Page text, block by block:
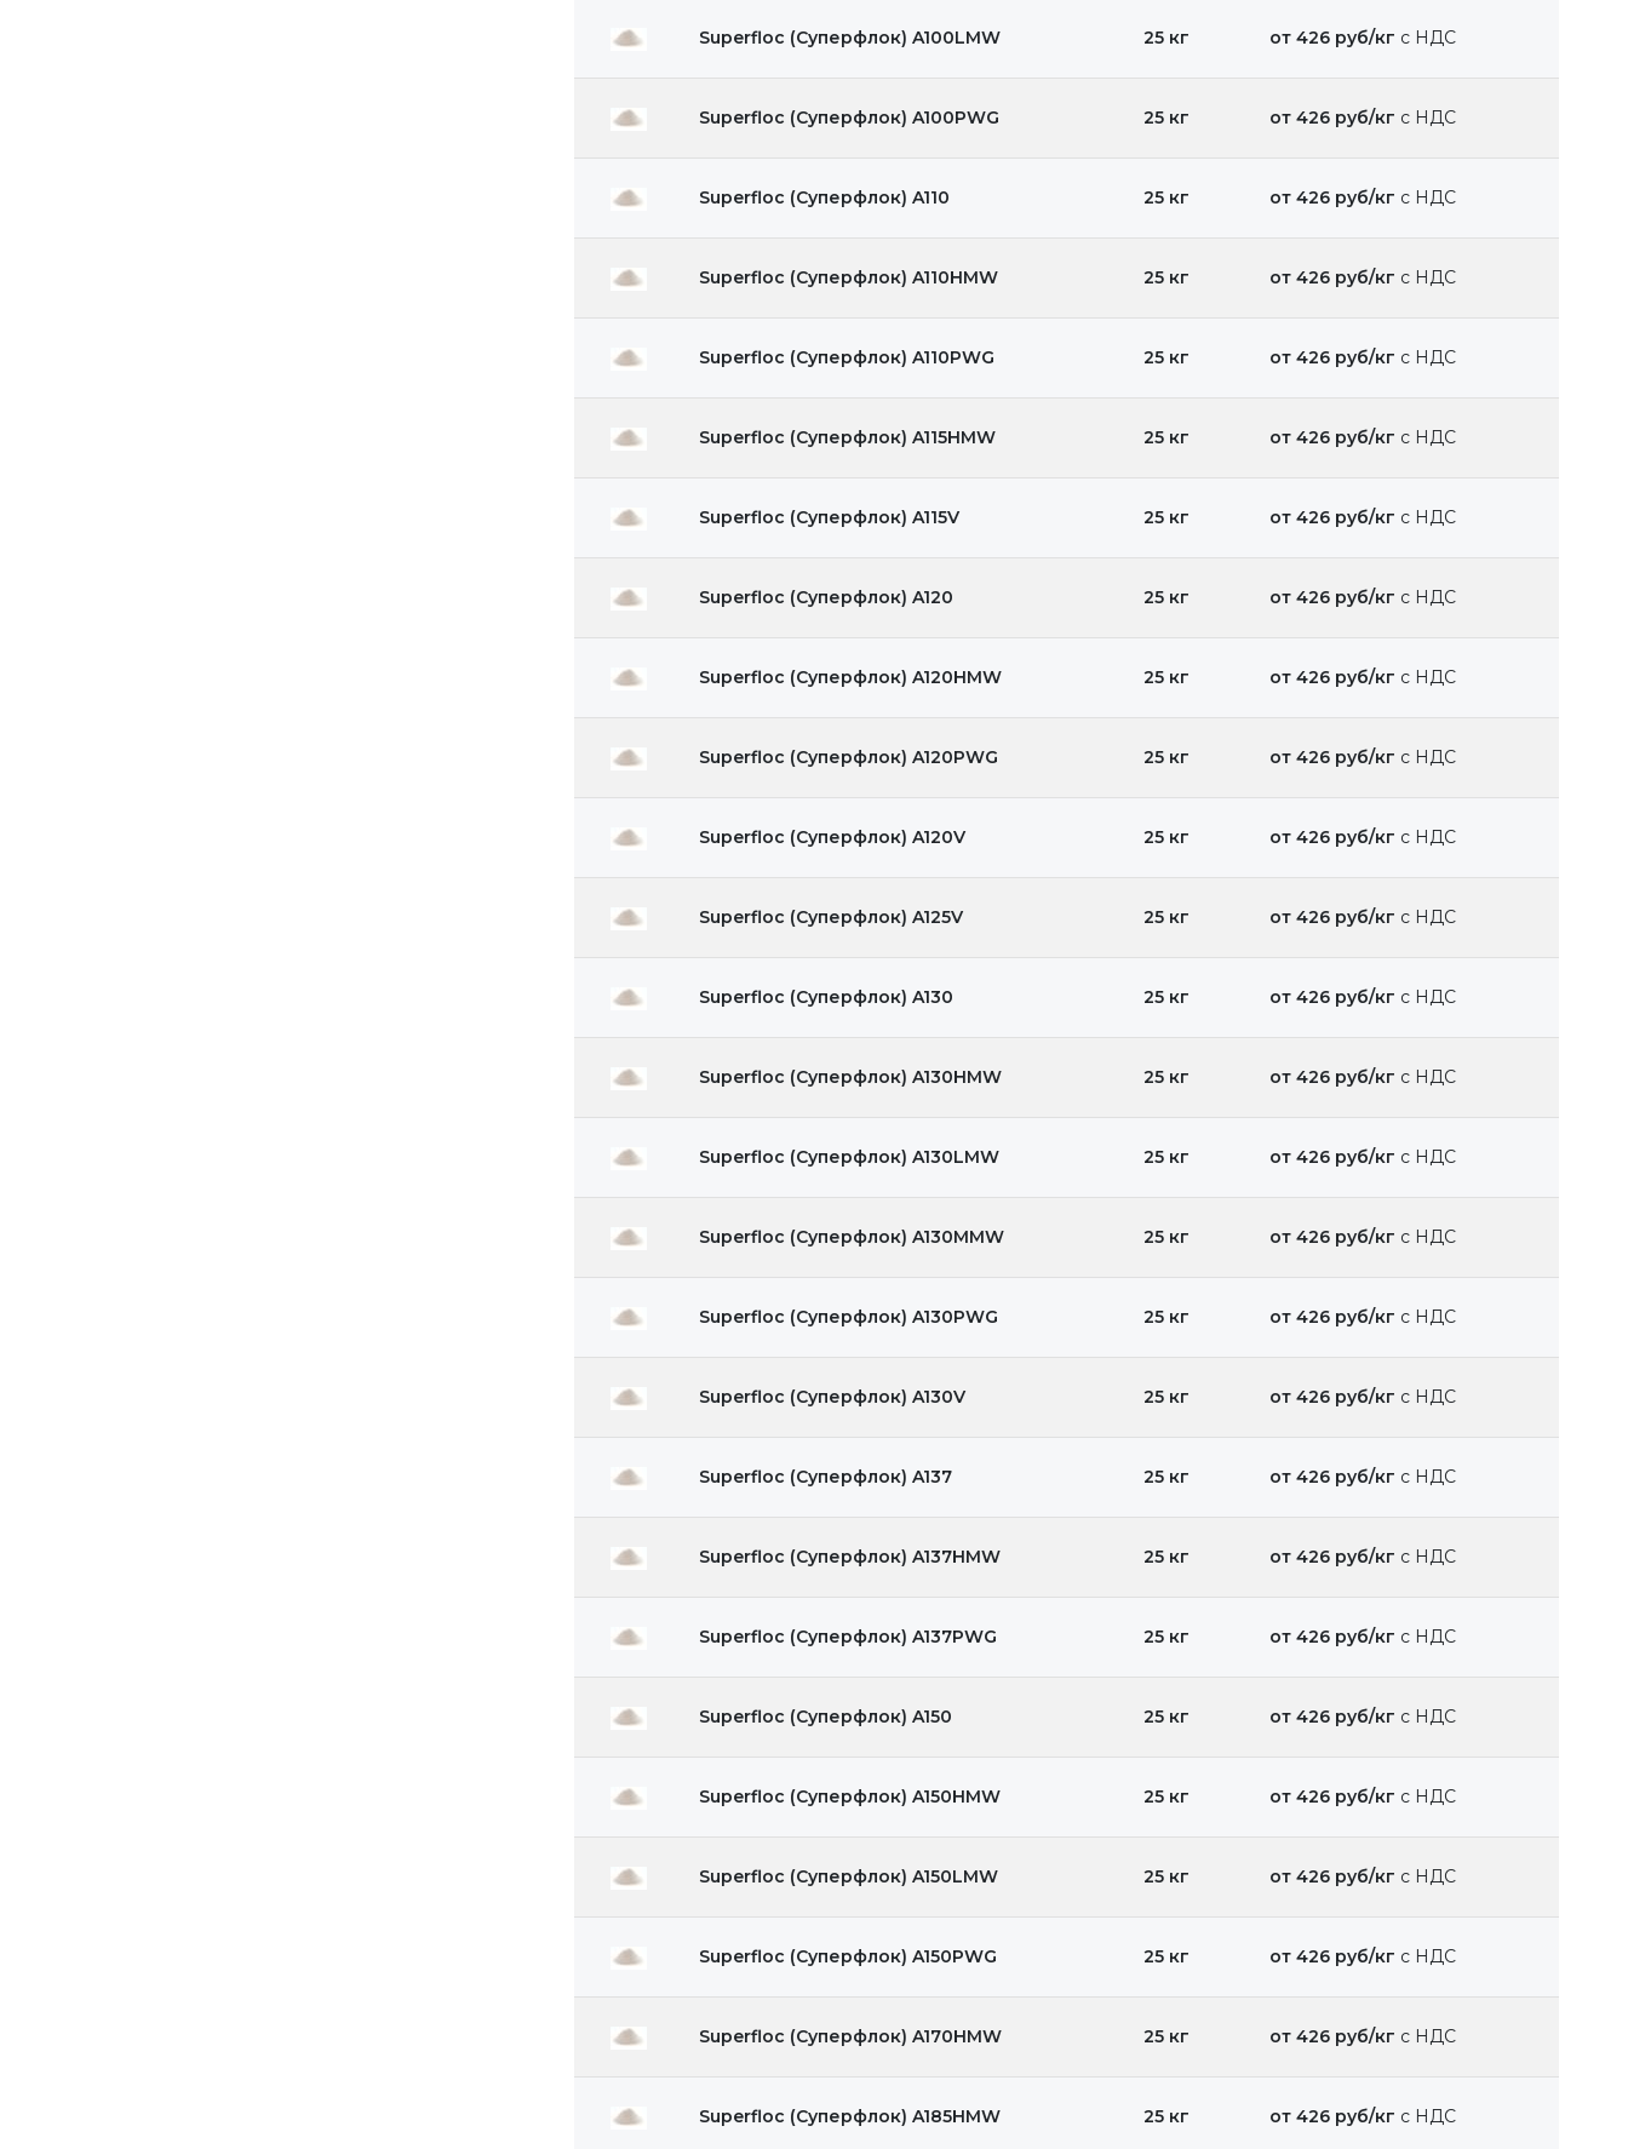
Superfloc (Суперфлок) A100LMW 25 кг от 426 руб/кг с НДС
Superfloc (Суперфлок) A100PWG 25 кг от 426 руб/кг с НДС
Superfloc (Суперфлок) A110 25 кг от 426 руб/кг с НДС
Superfloc (Суперфлок) A110HMW 25 кг от 426 руб/кг с НДС
Superfloc (Суперфлок) A110PWG 25 кг от 426 руб/кг с НДС
Superfloc (Суперфлок) A115HMW 25 кг от 426 руб/кг с НДС
Superfloc (Суперфлок) A115V 25 кг от 426 руб/кг с НДС
Superfloc (Суперфлок) A120 25 кг от 426 руб/кг с НДС
Superfloc (Суперфлок) A120HMW 25 кг от 426 руб/кг с НДС
Superfloc (Суперфлок) A120PWG 25 кг от 426 руб/кг с НДС
Superfloc (Суперфлок) A120V 25 кг от 426 руб/кг с НДС
Superfloc (Суперфлок) A125V 25 кг от 426 руб/кг с НДС
Superfloc (Суперфлок) A130 25 кг от 426 руб/кг с НДС
Superfloc (Суперфлок) A130HMW 25 кг от 426 руб/кг с НДС
Superfloc (Суперфлок) A130LMW 25 кг от 426 руб/кг с НДС
Superfloc (Суперфлок) A130MMW 25 кг от 426 руб/кг с НДС
Superfloc (Суперфлок) A130PWG 25 кг от 426 руб/кг с НДС
Superfloc (Суперфлок) A130V 25 кг от 426 руб/кг с НДС
Superfloc (Суперфлок) A137 25 кг от 426 руб/кг с НДС
Superfloc (Суперфлок) A137HMW 25 кг от 426 руб/кг с НДС
Superfloc (Суперфлок) A137PWG 25 кг от 426 руб/кг с НДС
Superfloc (Суперфлок) A150 25 кг от 426 руб/кг с НДС
Superfloc (Суперфлок) A150HMW 25 кг от 426 руб/кг с НДС
Superfloc (Суперфлок) A150LMW 25 кг от 426 руб/кг с НДС
Superfloc (Суперфлок) A150PWG 25 кг от 426 руб/кг с НДС
Superfloc (Суперфлок) A170HMW 25 кг от 426 руб/кг с НДС
Superfloc (Суперфлок) A185HMW 25 кг от 426 руб/кг с НДС